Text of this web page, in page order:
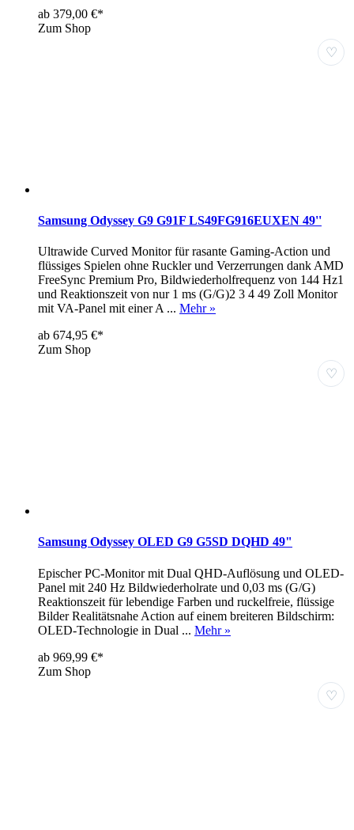
ab 379,00 €*
Zum Shop
♡
Samsung Odyssey G9 G91F LS49FG916EUXEN 49''
Ultrawide Curved Monitor für rasante Gaming-Action und
flüssiges Spielen ohne Ruckler und Verzerrungen dank AMD
FreeSync Premium Pro, Bildwiederholfrequenz von 144 Hz1
und Reaktionszeit von nur 1 ms (G/G)2 3 4 49 Zoll Monitor
mit VA-Panel mit einer A ... Mehr »
ab 674,95 €*
Zum Shop
♡
Samsung Odyssey OLED G9 G5SD DQHD 49"
Epischer PC-Monitor mit Dual QHD-Auflösung und OLED-
Panel mit 240 Hz Bildwiederholrate und 0,03 ms (G/G)
Reaktionszeit für lebendige Farben und ruckelfreie, flüssige
Bilder Realitätsnahe Action auf einem breiteren Bildschirm:
OLED-Technologie in Dual ... Mehr »
ab 969,99 €*
Zum Shop
♡